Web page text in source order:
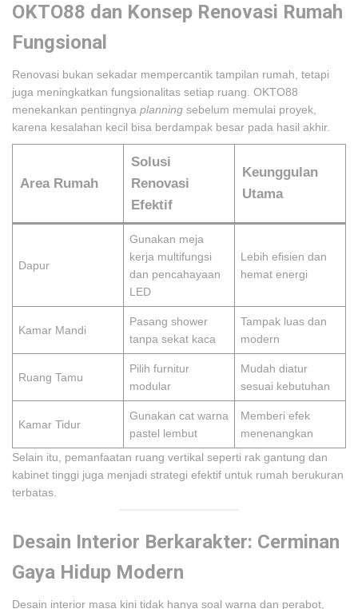
OKTO88 dan Konsep Renovasi Rumah
Fungsional
Renovasi bukan sekadar mempercantik tampilan rumah, tetapi
juga meningkatkan fungsionalitas setiap ruang. OKTO88
menekankan pentingnya planning sebelum memulai proyek,
karena kesalahan kecil bisa berdampak besar pada hasil akhir.
Area Rumah
Solusi
Renovasi
Efektif
Keunggulan
Utama
Dapur
Gunakan meja
kerja multifungsi
dan pencahayaan
LED
Lebih efisien dan
hemat energi
Kamar Mandi
Pasang shower
tanpa sekat kaca
Tampak luas dan
modern
Ruang Tamu
Pilih furnitur
modular
Mudah diatur
sesuai kebutuhan
Kamar Tidur
Gunakan cat warna
pastel lembut
Memberi efek
menenangkan
Selain itu, pemanfaatan ruang vertikal seperti rak gantung dan
kabinet tinggi juga menjadi strategi efektif untuk rumah berukuran
terbatas.
Desain Interior Berkarakter: Cerminan
Gaya Hidup Modern
Desain interior masa kini tidak hanya soal warna dan perabot,